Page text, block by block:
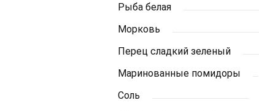
Рыба белая
Морковь
Перец сладкий зеленый
Маринованные помидоры
Соль